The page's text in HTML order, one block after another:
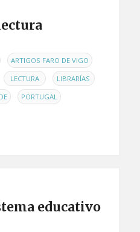
, ARTIGOS FARO DE VIGO ,
LECTURA ,
LIBRARÍAS
, PORTUGAL
educativo